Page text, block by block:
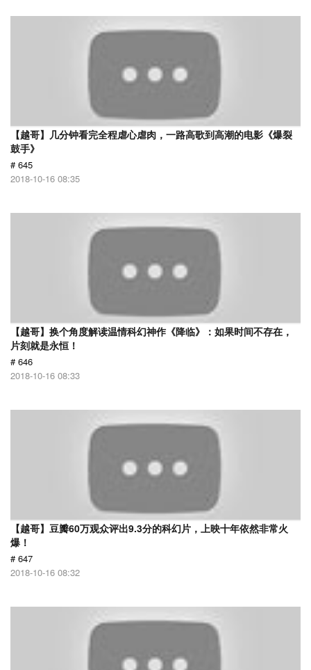
【越哥】几分钟看完全程虐心虐肉，一路高歌到高潮的电影《爆裂
鼓手》
# 645
2018-10-16 08:35
【越哥】换个角度解读温情科幻神作《降临》：如果时间不存在，
片刻就是永恒！
# 646
2018-10-16 08:33
【越哥】豆瓣60万观众评出9.3分的科幻片，上映十年依然非常火
爆！
# 647
2018-10-16 08:32